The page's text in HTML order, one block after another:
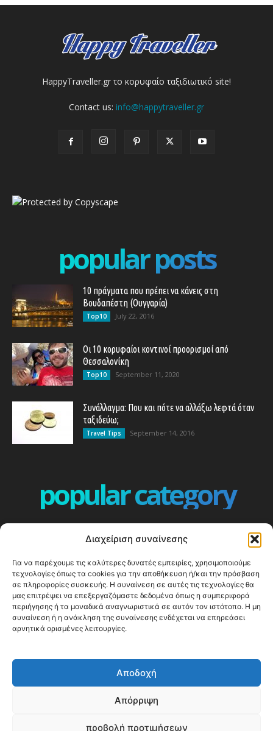
Διαχείριση συναίνεσης
Για να παρέχουμε τις καλύτερες δυνατές εμπειρίες, χρησιμοποιούμε
τεχνολογίες όπως τα cookies για την αποθήκευση ή/και την πρόσβαση
σε πληροφορίες συσκευής. Η συναίνεση σε αυτές τις τεχνολογίες θα
μας επιτρέψει να επεξεργαζόμαστε δεδομένα όπως η συμπεριφορά
περιήγησης ή τα μοναδικά αναγνωριστικά σε αυτόν τον ιστότοπο. Η μη
συναίνεση ή η ανάκληση της συναίνεσης ενδέχεται να επηρεάσει
αρνητικά ορισμένες λειτουργίες.
Αποδοχή
Απόρριψη
προβολή προτιμήσεων
HappyTraveller.gr το κορυφαίο ταξιδιωτικό site!
Contact us: info@happytraveller.gr
popular posts
10 πράγματα που πρέπει να κάνεις στη
Βουδαπέστη (Ουγγαρία)
Top10 July 22, 2016
Οι 10 κορυφαίοι κοντινοί προορισμοί από
Θεσσαλονίκη
Top10 September 11, 2020
Συνάλλαγμα: Που και πότε να αλλάξω λεφτά όταν
ταξιδεύω;
Travel Tips September 14, 2016
popular category
360
ΕΥΡΩΠΗ
332
ΚΟΣΜΟΣ - WORLD
328
Top10
303
Cool spots
ΝΗΣΙΑ
247
© Happy Traveller 2014-2025